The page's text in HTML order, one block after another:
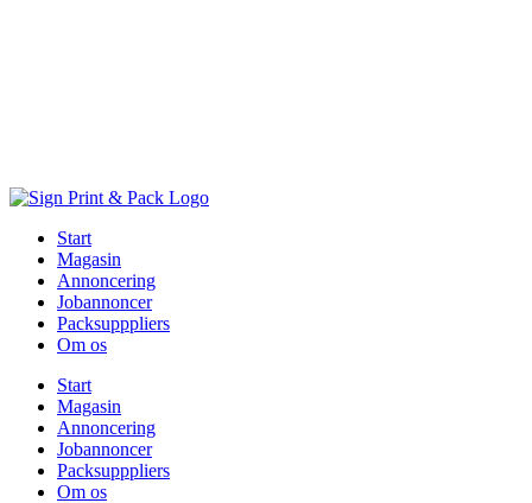
Start
Magasin
Annoncering
Jobannoncer
Packsupppliers
Om os
Start
Magasin
Annoncering
Jobannoncer
Packsupppliers
Om os